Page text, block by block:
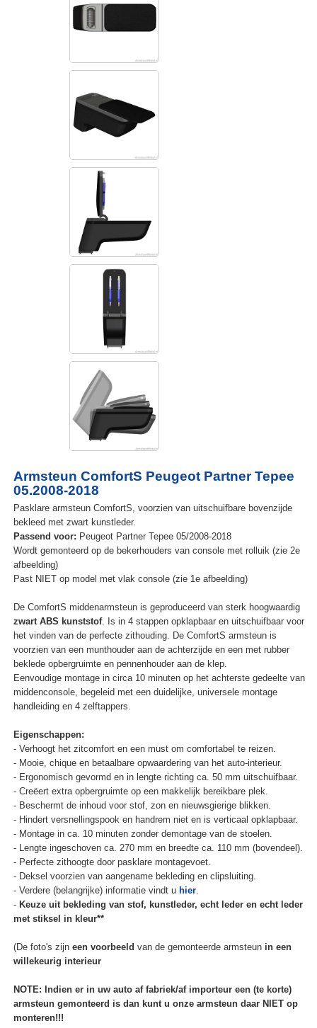
Armsteun ComfortS Peugeot Partner Tepee
05.2008-2018
Pasklare armsteun ComfortS, voorzien van uitschuifbare bovenzijde
bekleed met zwart kunstleder.
Passend voor: Peugeot Partner Tepee 05/2008-2018
Wordt gemonteerd op de bekerhouders van console met rolluik (zie 2e
afbeelding)
Past NIET op model met vlak console (zie 1e afbeelding)
De ComfortS middenarmsteun is geproduceerd van sterk hoogwaardig
zwart ABS kunststof. Is in 4 stappen opklapbaar en uitschuifbaar voor
het vinden van de perfecte zithouding. De ComfortS armsteun is
voorzien van een munthouder aan de achterzijde en een met rubber
beklede opbergruimte en pennenhouder aan de klep.
Eenvoudige montage in circa 10 minuten op het achterste gedeelte van
middenconsole, begeleid met een duidelijke, universele montage
handleiding en 4 zelftappers.
Eigenschappen:
- Verhoogt het zitcomfort en een must om comfortabel te reizen.
- Mooie, chique en betaalbare opwaardering van het auto-interieur.
- Ergonomisch gevormd en in lengte richting ca. 50 mm uitschuifbaar.
- Creëert extra opbergruimte op een makkelijk bereikbare plek.
- Beschermt de inhoud voor stof, zon en nieuwsgierige blikken.
- Hindert versnellingspook en handrem niet en is verticaal opklapbaar.
- Montage in ca. 10 minuten zonder demontage van de stoelen.
- Lengte ingeschoven ca. 270 mm en breedte ca. 110 mm (bovendeel).
- Perfecte zithoogte door pasklare montagevoet.
- Deksel voorzien van aangename bekleding en clipsluiting.
- Verdere (belangrijke) informatie vindt u hier.
- Keuze uit bekleding van stof, kunstleder, echt leder en echt leder
met stiksel in kleur**
(De foto's zijn een voorbeeld van de gemonteerde armsteun in een
willekeurig interieur
NOTE: Indien er in uw auto af fabriek/af importeur een (te korte)
armsteun gemonteerd is dan kunt u onze armsteun daar NIET op
monteren!!!